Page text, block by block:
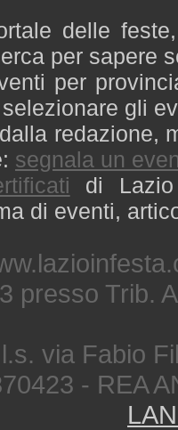
delle
per sapere
per
gli
redazione,
segnala un
di
di eventi,
presso Trib.
via Fabio
- REA